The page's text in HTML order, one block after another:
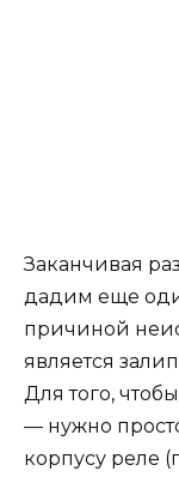
Заканчивая
дадим еще
причиной
является
Для того,
— нужно
корпусу реле